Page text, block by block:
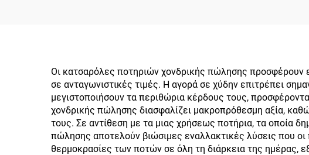
ποτήρι Tumbler με
στεγανό καπάκι, straw
& λαβή για ταξίδι
μονωμένο
Οι κατσαρόλες ποτηριών χονδρικής πώλησης προσφέρουν
σε ανταγωνιστικές τιμές. Η αγορά σε χύδην επιτρέπει
μεγιστοποιήσουν τα περιθώρια κέρδους τους,
χονδρικής πώλησης διασφαλίζει μακροπρόθεσμη αξία,
τους. Σε αντίθεση με τα μιας χρήσεως ποτήρια, τα οποία
πώλησης αποτελούν βιώσιμες εναλλακτικές λύσεις που
θερμοκρασίες των ποτών σε όλη τη διάρκεια της ημέρας,